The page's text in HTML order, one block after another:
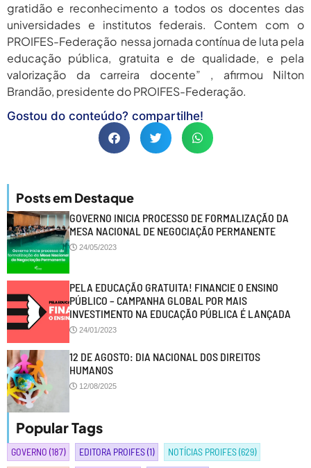
gratidão e reconhecimento a todos os docentes das
universidades e institutos federais. Contem com o
PROIFES-Federação nessa jornada contínua de luta pela
educação pública, gratuita e de qualidade, e pela
valorização da carreira docente” , afirmou Nilton
Brandão, presidente do PROIFES-Federação.
Gostou do conteúdo? compartilhe!
Posts em Destaque
GOVERNO INICIA PROCESSO DE FORMALIZAÇÃO DA
MESA NACIONAL DE NEGOCIAÇÃO PERMANENTE
24/05/2023
PELA EDUCAÇÃO GRATUITA! FINANCIE O ENSINO
PÚBLICO – CAMPANHA GLOBAL POR MAIS
INVESTIMENTO NA EDUCAÇÃO PÚBLICA É LANÇADA
24/01/2023
12 DE AGOSTO: DIA NACIONAL DOS DIREITOS
HUMANOS
12/08/2025
Popular Tags
GOVERNO (187) EDITORA PROIFES(1) NOTÍCIAS PROIFES(629)